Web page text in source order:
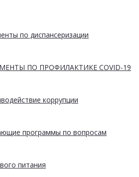
по диспансеризации
ПО ПРОФИЛАКТИКЕ COVID-19
коррупции
программы по вопросам
питания